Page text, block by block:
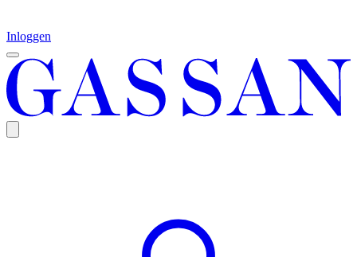
Inloggen